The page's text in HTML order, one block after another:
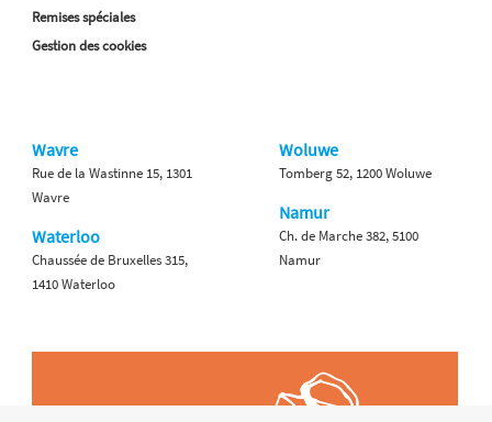
Remises spéciales
Gestion des cookies
Wavre
Rue de la Wastinne 15, 1301
Wavre
Waterloo
Chaussée de Bruxelles 315,
1410 Waterloo
Woluwe
Tomberg 52, 1200 Woluwe
Namur
Ch. de Marche 382, 5100
Namur